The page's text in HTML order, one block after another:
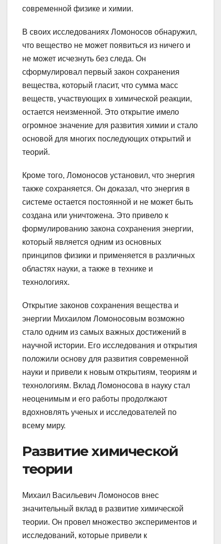
современной физике и химии.
В своих исследованиях Ломоносов обнаружил,
что вещество не может появиться из ничего и
не может исчезнуть без следа. Он
сформулировал первый закон сохранения
вещества, который гласит, что сумма масс
веществ, участвующих в химической реакции,
остается неизменной. Это открытие имело
огромное значение для развития химии и стало
основой для многих последующих открытий и
теорий.
Кроме того, Ломоносов установил, что энергия
также сохраняется. Он доказал, что энергия в
системе остается постоянной и не может быть
создана или уничтожена. Это привело к
формулированию закона сохранения энергии,
который является одним из основных
принципов физики и применяется в различных
областях науки, а также в технике и
технологиях.
Открытие законов сохранения вещества и
энергии Михаилом Ломоносовым возможно
стало одним из самых важных достижений в
научной истории. Его исследования и открытия
положили основу для развития современной
науки и привели к новым открытиям, теориям и
технологиям. Вклад Ломоносова в науку стал
неоценимым и его работы продолжают
вдохновлять ученых и исследователей по
всему миру.
Развитие химической
теории
Михаил Васильевич Ломоносов внес
значительный вклад в развитие химической
теории. Он провел множество экспериментов и
исследований, которые привели к